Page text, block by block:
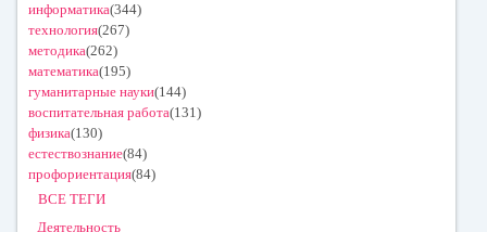
информатика(344)
технология(267)
методика(262)
математика(195)
гуманитарные науки(144)
воспитательная работа(131)
физика(130)
естествознание(84)
профориентация(84)
ВСЕ ТЕГИ
Деятельность